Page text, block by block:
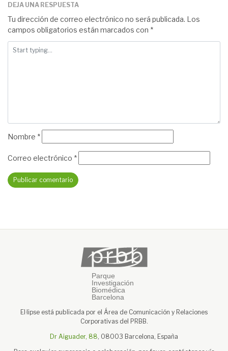
DEJA UNA RESPUESTA
Tu dirección de correo electrónico no será publicada. Los
campos obligatorios están marcados con *
Nombre *
Correo electrónico *
El·lipse está publicada por el Área de Comunicación y Relaciones
Corporativas del PRBB.
Dr Aiguader, 88, 08003 Barcelona, España